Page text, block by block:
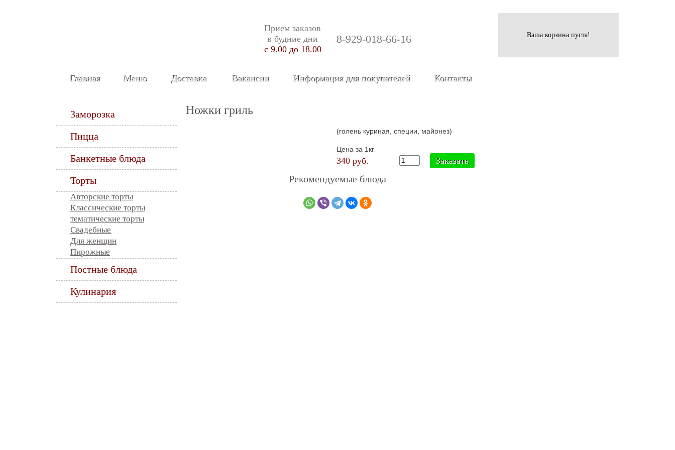
Ваша корзина пуста!
Прием заказов
в будние дни
c 9.00 до 18.00
8-929-018-66-16
Главная Меню Доставка Вакансии Информация для покупателей Контакты
Ножки гриль
(голень куриная, специи, майонез)
Цена за 1кг
340 руб.
Рекомендуемые блюда
Заморозка
Пицца
Банкетные блюда
Торты
Авторские торты
Классические торты
тематические торты
Свадебные
Для женщин
Пирожные
Постные блюда
Кулинария